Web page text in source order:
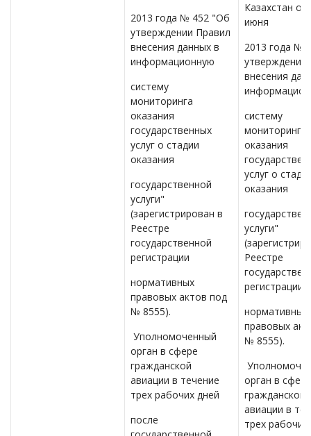
2013 года № 452 "Об
утверждении Правил
внесения данных в
информационную
систему
мониторинга
оказания
государственных
услуг о стадии
оказания
государственной
услуги"
(зарегистрирован в
Реестре
государственной
регистрации
нормативных
правовых актов под
№ 8555).
Уполномоченный
орган в сфере
гражданской
авиации в течение
трех рабочих дней
после
Казахстан от
июня
2013 года №
утверждении
внесения
систему
мониторинга
оказания
услуг о
оказания
услуги"
Реестре
регистрации
нормативных
правовых
№ 8555).
орган в сфере
гражданской
авиации в
трех рабочих